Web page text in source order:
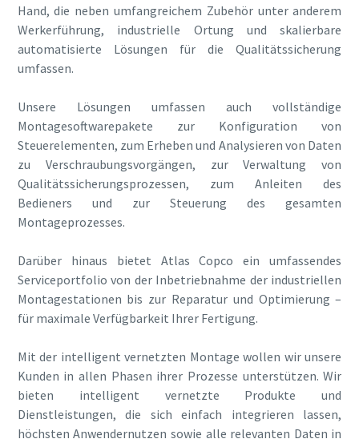
Hand, die neben umfangreichem Zubehör unter anderem
Werkerführung, industrielle Ortung und skalierbare
automatisierte Lösungen für die Qualitätssicherung
umfassen.
Unsere Lösungen umfassen auch vollständige
Montagesoftwarepakete zur Konfiguration von
Steuerelementen, zum Erheben und Analysieren von Daten
zu Verschraubungsvorgängen, zur Verwaltung von
Qualitätssicherungsprozessen, zum Anleiten des
Bedieners und zur Steuerung des gesamten
Montageprozesses.
Darüber hinaus bietet Atlas Copco ein umfassendes
Serviceportfolio von der Inbetriebnahme der industriellen
Montagestationen bis zur Reparatur und Optimierung –
für maximale Verfügbarkeit Ihrer Fertigung.
Mit der intelligent vernetzten Montage wollen wir unsere
Kunden in allen Phasen ihrer Prozesse unterstützen. Wir
bieten intelligent vernetzte Produkte und
Dienstleistungen, die sich einfach integrieren lassen,
höchsten Anwendernutzen sowie alle relevanten Daten in